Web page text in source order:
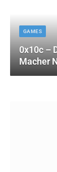
GAMES
0x10c –
Macher